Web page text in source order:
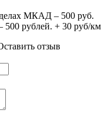
МКАД – 500 руб.
рублей. + 30 руб/км
отзыв